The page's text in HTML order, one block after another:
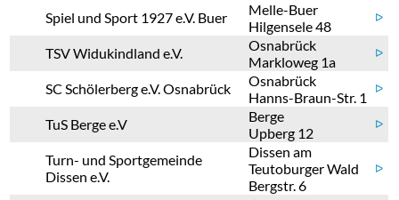
Spiel und Sport 1927 e.V. Buer
Melle-Buer
Hilgensele 48
ᐅ
TSV Widukindland e.V.
Osnabrück
Markloweg 1a
ᐅ
SC Schölerberg e.V. Osnabrück
Osnabrück
Hanns-Braun-Str. 1
ᐅ
TuS Berge e.V
Berge
Upberg 12
ᐅ
Turn- und Sportgemeinde
Dissen e.V.
Dissen am
Teutoburger Wald
Bergstr. 6
ᐅ